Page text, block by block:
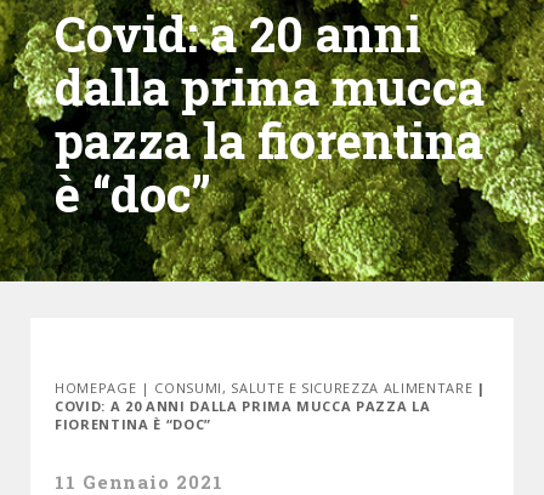
Covid: a 20 anni
dalla prima mucca
pazza la fiorentina
è “doc”
HOMEPAGE | CONSUMI, SALUTE E SICUREZZA ALIMENTARE |
COVID: A 20 ANNI DALLA PRIMA MUCCA PAZZA LA
FIORENTINA È “DOC”
11 Gennaio 2021